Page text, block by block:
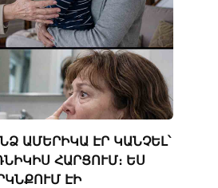
ԱՄԵՐԻԿԱ ԷՐ ԿԱՆՉԵԼ՝
ՀԱՐՑՈՒՄ։ ԵՍ
ԷԻ